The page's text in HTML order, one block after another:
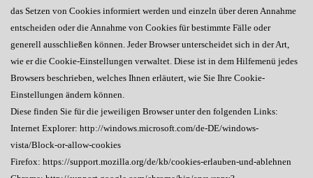
das Setzen von Cookies informiert werden und einzeln über deren Annahme
entscheiden oder die Annahme von Cookies für bestimmte Fälle oder
generell ausschließen können. Jeder Browser unterscheidet sich in der Art,
wie er die Cookie-Einstellungen verwaltet. Diese ist in dem Hilfemenü jedes
Browsers beschrieben, welches Ihnen erläutert, wie Sie Ihre Cookie-
Einstellungen ändern können.
Diese finden Sie für die jeweiligen Browser unter den folgenden Links:
Internet Explorer: http://windows.microsoft.com/de-DE/windows-
vista/Block-or-allow-cookies
Firefox: https://support.mozilla.org/de/kb/cookies-erlauben-und-ablehnen